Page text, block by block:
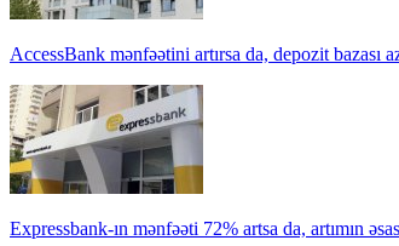
AccessBank mənfəətini artırsa da, depozit bazası
Expressbank-ın mənfəəti 72% artsa da, artımın